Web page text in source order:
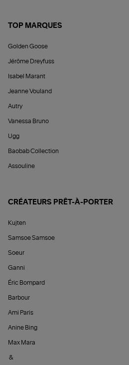
TOP MARQUES
Golden Goose
Jérôme Dreyfuss
Isabel Marant
Jeanne Vouland
Autry
Vanessa Bruno
Ugg
Baobab Collection
Assouline
CRÉATEURS PRÊT-À-PORTER
Kujten
Samsoe Samsoe
Soeur
Ganni
Éric Bompard
Barbour
Ami Paris
Anine Bing
Max Mara
&